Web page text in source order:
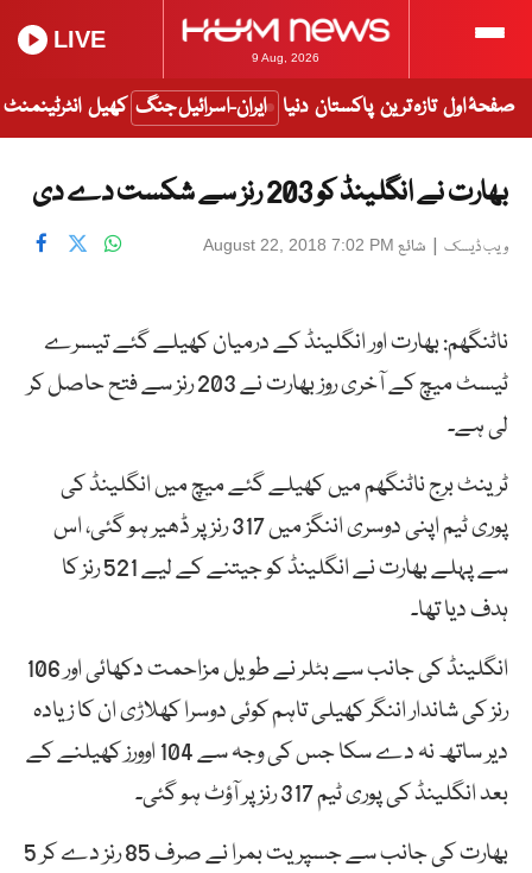
9 Aug, 2026
LIVE
صفحۂ اول تازہ ترین پاکستان دنیا ایران-اسرائیل جنگ کھیل انٹرٹینمنٹ
بھارت نے انگلینڈ کو 203 رنز سے شکست دے دی
ویب ڈیسک | شائع August 22, 2018 7:02 PM
ناٹنگھم: بھارت اور انگلینڈ کے درمیان کھیلے گئے تیسرے
ٹیسٹ میچ کے آخری روز بھارت نے 203 رنز سے فتح حاصل کر
لی ہے۔
ٹرینٹ برج ناٹنگھم میں کھیلے گئے میچ میں انگلینڈ کی
پوری ٹیم اپنی دوسری اننگز میں 317 رنز پر ڈھیر ہو گئی، اس
سے پہلے بھارت نے انگلینڈ کو جیتنے کے لیے 521 رنز کا
ہدف دیا تھا۔
انگلینڈ کی جانب سے بٹلر نے طویل مزاحمت دکھائی اور 106
رنز کی شاندار اننگر کھیلی تاہم کوئی دوسرا کھلاڑی ان کا زیادہ
دیر ساتھ نہ دے سکا جس کی وجہ سے 104 اوورز کھیلنے کے
بعد انگلینڈ کی پوری ٹیم 317 رنز پر آؤٹ ہو گئی۔
بھارت کی جانب سے جسپریت بمرا نے صرف 85 رنز دے کر 5